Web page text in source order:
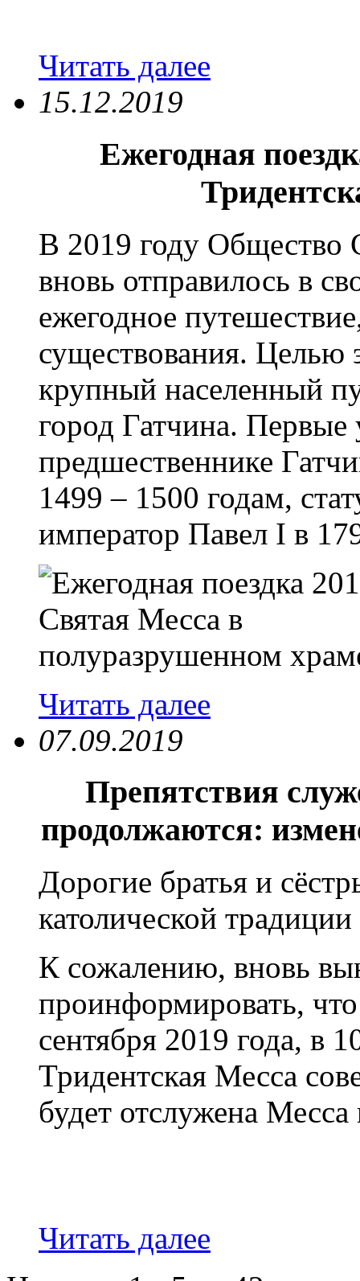
Читать далее
15.12.2019
Ежегодная
В 2019 году Общество
вновь отправилось в
ежегодное
существования. Целью
крупный населенный
город Гатчина.
предшественнике
1499 – 1500 годам,
император Павел I в
Читать далее
07.09.2019
Препятствия
продолжаются:
Дорогие братья и
католической
К сожалению, вновь
проинформировать, что
сентября 2019 года, в
Тридентская Месса
будет отслужена
Читать далее